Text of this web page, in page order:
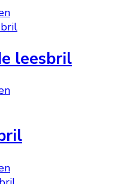
de
productpagina
optie
kan
gekozen
worden
de
Dit
product
meerdere
variaties.
optie
gekozen
worden
de
leesbril
Dit
meerdere
variaties.
optie
Dit